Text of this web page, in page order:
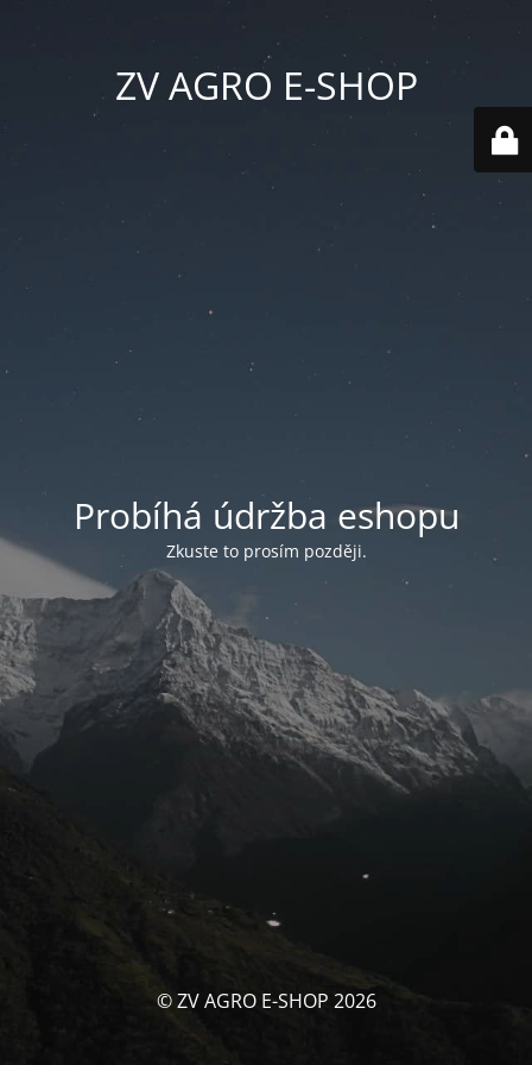
ZV AGRO E-SHOP
Probíhá údržba eshopu
Zkuste to prosím později.
© ZV AGRO E-SHOP 2026